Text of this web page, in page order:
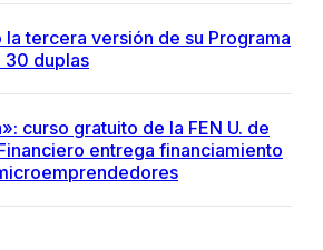
la tercera versión de su Programa
30 duplas
curso gratuito de la FEN U. de
entrega financiamiento